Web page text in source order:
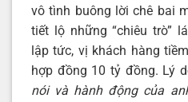
vô tình buông lời chê bai
tiết lộ những “chiêu trò”
lập tức, vị khách hàng
hợp đồng 10 tỷ đồng. Lý
nói và hành động của